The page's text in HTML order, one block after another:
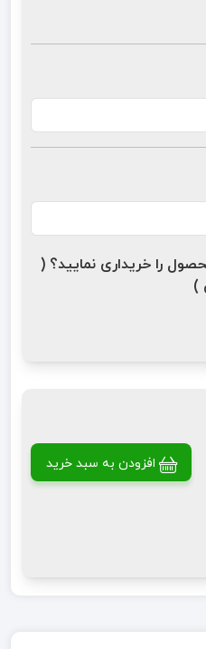
را خریداری نمایید؟ (
افزودن به سبد خرید